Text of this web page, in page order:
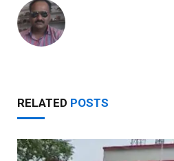
RELATED POSTS